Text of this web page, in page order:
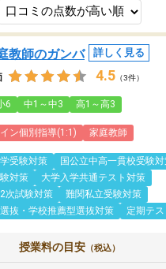
教師のガンバ 詳しく見る
4.5 （3件）
6 中1～中3 高1～高3
ン個別指導(1:1) 家庭教師
受験対策
国公立中高一貫校受験
対策
大学入学共通テスト対策
次試験対策
難関私立受験対策
抜・学校推薦型選抜対策
定期テ
授業料の目安 （税込）